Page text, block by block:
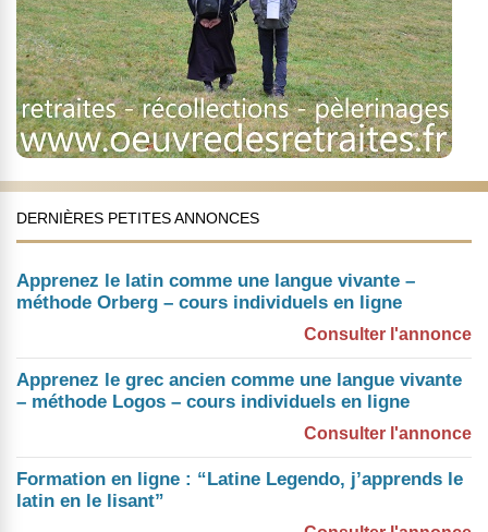
DERNIÈRES PETITES ANNONCES
Apprenez le latin comme une langue vivante –
méthode Orberg – cours individuels en ligne
Consulter l'annonce
Apprenez le grec ancien comme une langue vivante
– méthode Logos – cours individuels en ligne
Consulter l'annonce
Formation en ligne : “Latine Legendo, j’apprends le
latin en le lisant”